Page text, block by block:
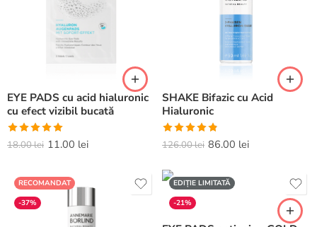
EYE PADS cu acid hialuronic
cu efect vizibil bucată
Evaluat la
18.00lei 11.00 lei
SHAKE Bifazic cu Acid
Hialuronic
Evaluat la
126.00lei 86.00 lei
RECOMANDAT
-37%
EDIȚIE LIMITATĂ
-21%